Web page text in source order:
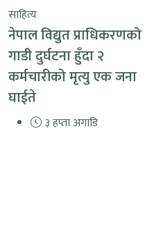
साहित्य
नेपाल विद्युत प्राधिकरणको
गाडी दुर्घटना हुँदा २
कर्मचारीको मृत्यु एक जना
घाईते
३ हप्ता अगाडि